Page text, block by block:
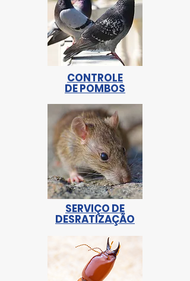
CONTROLE
DE POMBOS
SERVIÇO DE
DESRATIZAÇÃO